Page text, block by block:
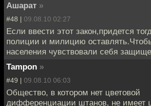
Ашарат »
#48 | 09.08.10 02:27
Если ввести этот закон,придется
полиции и милицию
населения чувствовали себя
Tampon »
#49 | 09.08.10 06:03
Общество, в котором нет цветовой
дифференциации штанов, не имеет